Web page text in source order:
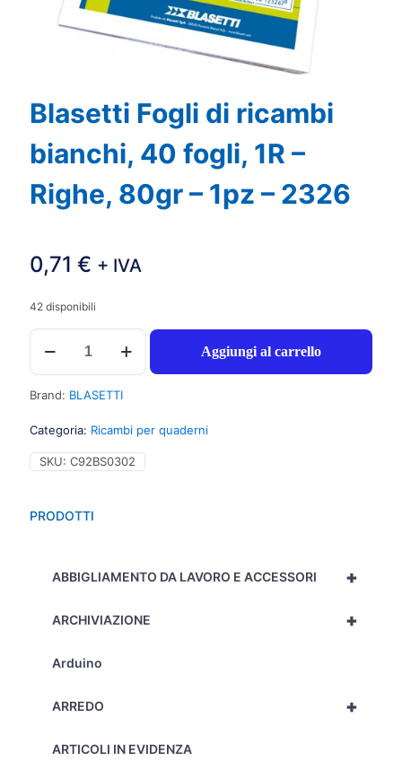
PRODOTTI
+
ABBIGLIAMENTO DA LAVORO E ACCESSORI
+
ARCHIVIAZIONE
Arduino
+
ARREDO
ARTICOLI IN EVIDENZA
Blasetti Fogli di ricambi
bianchi, 40 fogli, 1R –
Righe, 80gr – 1pz – 2326
0,71 € + IVA
42 disponibili
Blasetti
Fogli
di
ricambi
bianchi,
fogli,
1R
-
-
2326
Aggiungi al carrello
Brand: BLASETTI
Categoria: Ricambi per quaderni
SKU: C92BS0302